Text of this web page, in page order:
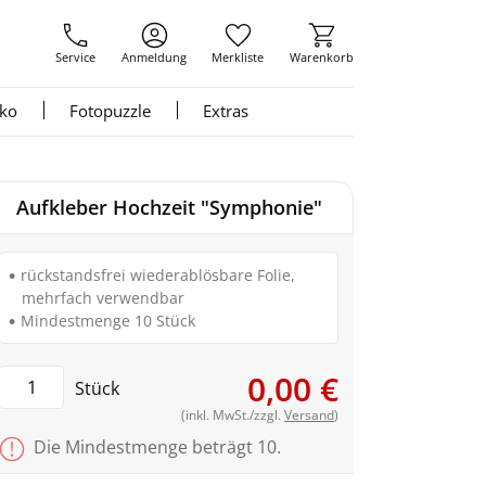
Service Anmeldung Merkliste Warenkorb
Fotopuzzle Extras
Aufkleber Hochzeit "Symphonie"
rückstandsfrei wiederablösbare Folie,
mehrfach verwendbar
Mindestmenge 10 Stück
Stück 0,00 €
(inkl. MwSt./zzgl. Versand)
Die Mindestmenge beträgt 10.